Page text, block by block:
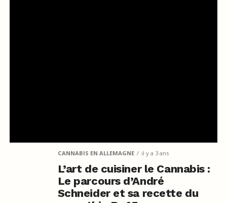
CANNABIS EN ALLEMAGNE il y a 3 ans
L’art de cuisiner le Cannabis :
Le parcours d’André
Schneider et sa recette du